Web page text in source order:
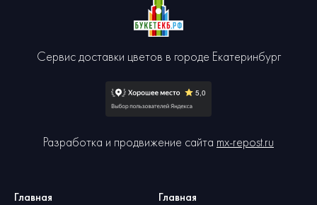
Главная
Главная
Сервис доставки цветов в городе Екатеринбург
Разработка и продвижение сайта mx-repost.ru